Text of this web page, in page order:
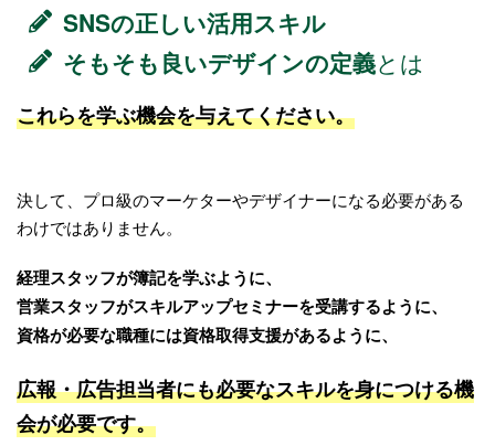
SNSの正しい活用スキル
そもそも良いデザインの定義とは
これらを学ぶ機会を与えてください。
決して、プロ級のマーケターやデザイナーになる必要がある
わけではありません。
経理スタッフが簿記を学ぶように、
営業スタッフがスキルアップセミナーを受講するように、
資格が必要な職種には資格取得支援があるように、
広報・広告担当者にも必要なスキルを身につける機
会が必要です。